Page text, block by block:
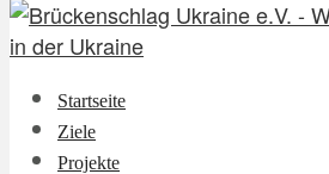
Startseite
Ziele
Projekte